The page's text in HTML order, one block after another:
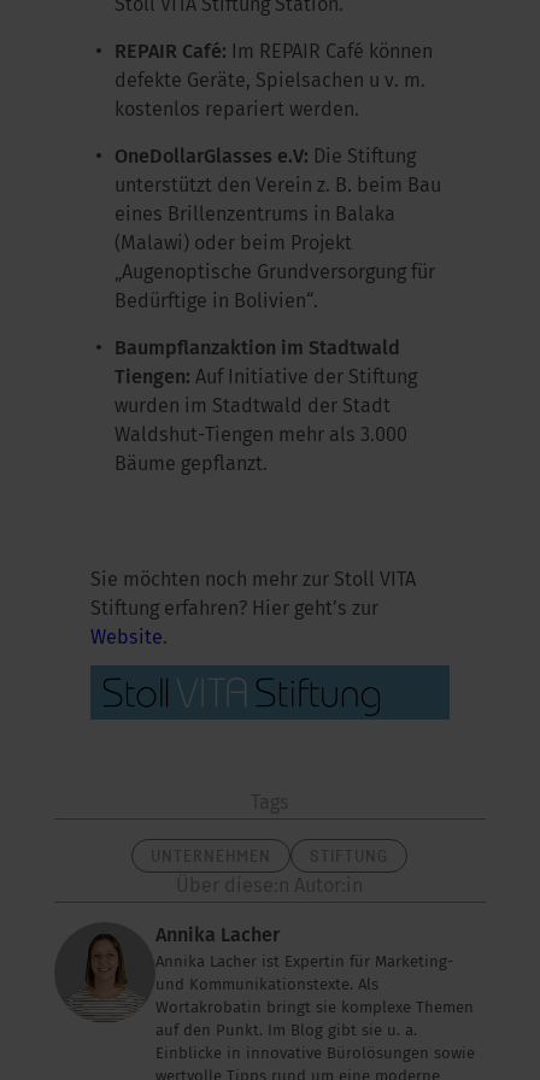
Stoll VITA Stiftung Station.
REPAIR Café: Im REPAIR Café können
defekte Geräte, Spielsachen u v. m.
kostenlos repariert werden.
OneDollarGlasses e.V: Die Stiftung
unterstützt den Verein z. B. beim Bau
eines Brillenzentrums in Balaka
(Malawi) oder beim Projekt
„Augenoptische Grundversorgung für
Bedürftige in Bolivien“.
Baumpflanzaktion im Stadtwald
Tiengen: Auf Initiative der Stiftung
wurden im Stadtwald der Stadt
Waldshut-Tiengen mehr als 3.000
Bäume gepflanzt.
Sie möchten noch mehr zur Stoll VITA
Stiftung erfahren? Hier geht’s zur
Website.
Annika Lacher
Annika Lacher ist Expertin für Marketing-
und Kommunikationstexte. Als
Wortakrobatin bringt sie komplexe Themen
auf den Punkt. Im Blog gibt sie u. a.
Einblicke in innovative Bürolösungen sowie